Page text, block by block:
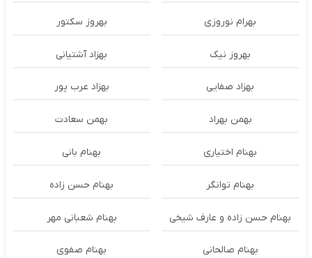
بهرام نوروزی بهروز سکتور
بهروز نیک بهزاد آشتیانی
بهزاد صفایی بهزاد عرب پور
بهمن بهراد بهمن سعادت
بهنام اختیاری بهنام بانی
بهنام توانگر بهنام حسن زاده
بهنام حسن زاده و عارف شیخی بهنام شعبانی مهر
بهنام صالحانی بهنام صفوی